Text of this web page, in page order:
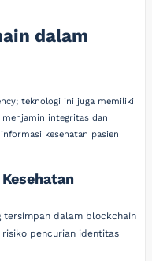
dalam
teknologi ini juga memiliki
integritas dan
kesehatan pasien
tersimpan dalam blockchain
pencurian identitas